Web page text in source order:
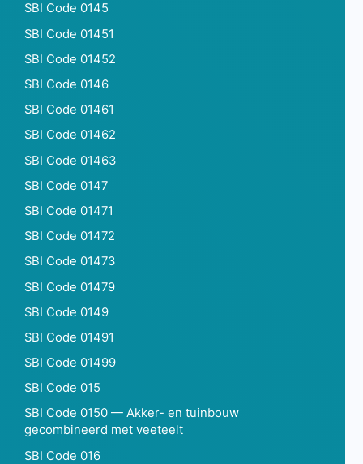
SBI Code 0145
SBI Code 01451
SBI Code 01452
SBI Code 0146
SBI Code 01461
SBI Code 01462
SBI Code 01463
SBI Code 0147
SBI Code 01471
SBI Code 01472
SBI Code 01473
SBI Code 01479
SBI Code 0149
SBI Code 01491
SBI Code 01499
SBI Code 015
SBI Code 0150 — Akker- en tuinbouw
gecombineerd met veeteelt
SBI Code 016